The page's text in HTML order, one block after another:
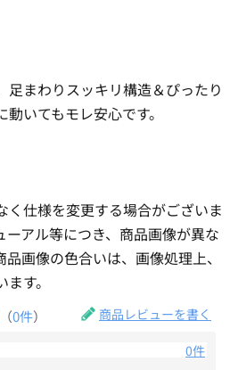
まわりスッキリ構造＆ぴったり
いてもモレ安心です。
仕様を変更する場合がございま
ーアル等につき、商品画像が異な
画像の色合いは、画像処理上、
す。
（0件） 商品レビューを書く
0件